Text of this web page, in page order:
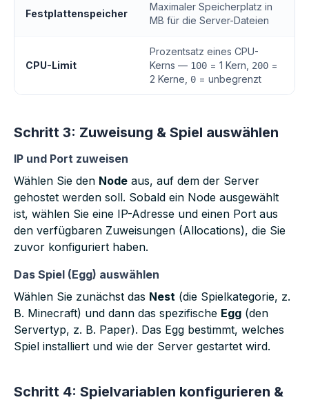
Festplattenspeicher
Maximaler Speicherplatz in
MB für die Server-Dateien
CPU-Limit
Prozentsatz eines CPU-
Kerns — 100 = 1 Kern, 200 =
2 Kerne, 0 = unbegrenzt
Schritt 3: Zuweisung & Spiel auswählen
IP und Port zuweisen
Wählen Sie den Node aus, auf dem der Server
gehostet werden soll. Sobald ein Node ausgewählt
ist, wählen Sie eine IP-Adresse und einen Port aus
den verfügbaren Zuweisungen (Allocations), die Sie
zuvor konfiguriert haben.
Das Spiel (Egg) auswählen
Wählen Sie zunächst das Nest (die Spielkategorie, z.
B. Minecraft) und dann das spezifische Egg (den
Servertyp, z. B. Paper). Das Egg bestimmt, welches
Spiel installiert und wie der Server gestartet wird.
Schritt 4: Spielvariablen konfigurieren &